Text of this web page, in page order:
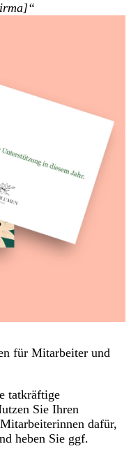
für Mitarbeiter und
tatkräftige
Sie Ihren
dafür,
heben Sie ggf.